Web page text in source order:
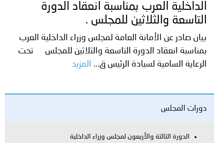
الداخلية العرب بمناسبة انعقاد الدورة
التاسعة والثلاثين للمجلس .
بيان صادر عن الأمانة العامة لمجلس وزراء الداخلية العرب
بمناسبة انعقاد الدورة التاسعة والثلاثين للمجلس تحت
الرعاية السامية لسيادة الرئيس ق...
المزيد
دورات المجلس
الدورة الثالثة والأربعون لمجلس وزراء الداخلية